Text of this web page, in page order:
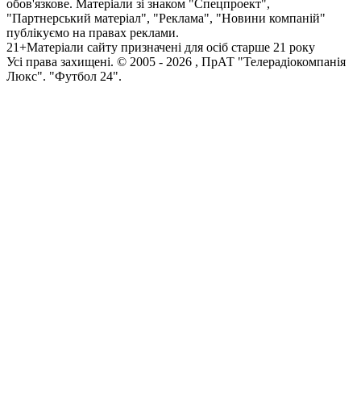
обов'язкове. Матеріали зі знаком "Спецпроект",
"Партнерський матеріал", "Реклама", "Новини компаній"
публікуємо на правах реклами.
21+Матеріали сайту призначені для осіб старше 21 року
Усi права захищенi. © 2005 - 2026 , ПрАТ "Телерадіокомпанія
Люкс". "Футбол 24".